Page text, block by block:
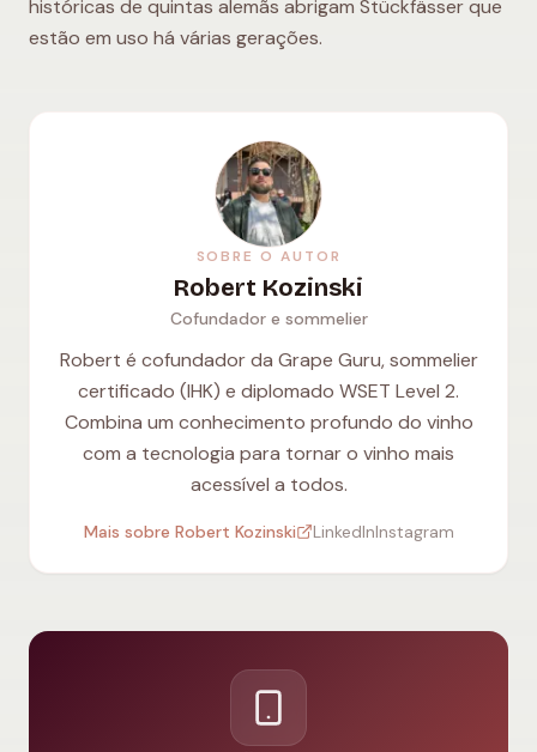
históricas de quintas alemãs abrigam Stückfässer que
estão em uso há várias gerações.
SOBRE O AUTOR
Robert Kozinski
Cofundador e sommelier
Robert é cofundador da Grape Guru, sommelier
certificado (IHK) e diplomado WSET Level 2.
Combina um conhecimento profundo do vinho
com a tecnologia para tornar o vinho mais
acessível a todos.
Mais sobre Robert Kozinski LinkedInInstagram